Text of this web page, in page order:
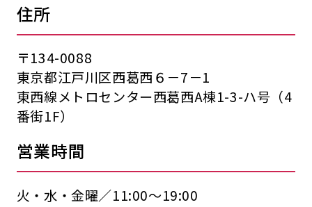
住所
〒134-0088
東京都江戸川区西葛西６－7－1
東西線メトロセンター西葛西A棟1-3-ハ号（4
番街1F）
営業時間
火・水・金曜／11:00〜19:00